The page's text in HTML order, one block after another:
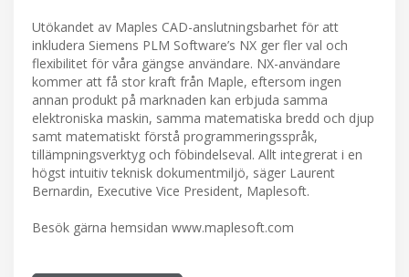
Utökandet av Maples CAD-anslutningsbarhet för att
inkludera Siemens PLM Software’s NX ger fler val och
flexibilitet för våra gängse användare. NX-användare
kommer att få stor kraft från Maple, eftersom ingen
annan produkt på marknaden kan erbjuda samma
elektroniska maskin, samma matematiska bredd och djup
samt matematiskt förstå programmeringsspråk,
tillämpningsverktyg och föbindelseval. Allt integrerat i en
högst intuitiv teknisk dokumentmiljö, säger Laurent
Bernardin, Executive Vice President, Maplesoft.
Besök gärna hemsidan www.maplesoft.com